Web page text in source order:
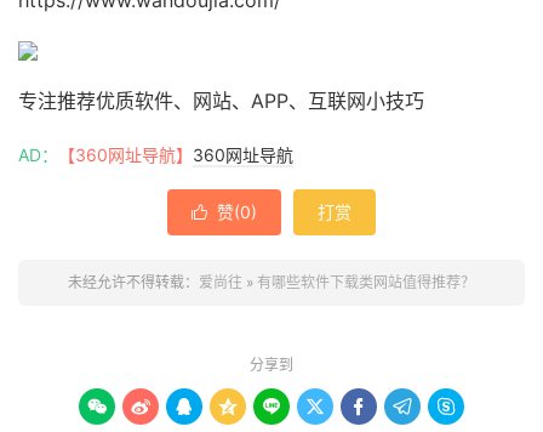
专注推荐优质软件、网站、APP、互联网小技巧
AD： 【360网址导航】 360网址导航
 赞(0) 打赏
未经允许不得转载： 爱尚往 » 有哪些软件下载类网站值得推荐？
分享到
        